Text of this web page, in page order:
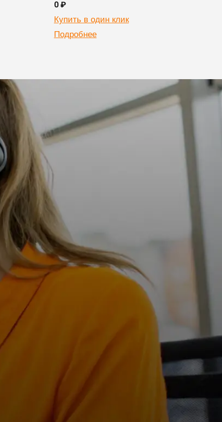
0 ₽
Купить в один клик
Подробнее